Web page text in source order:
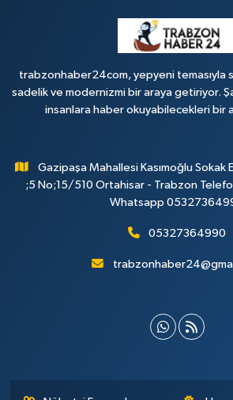
trabzonhaber24com, yepyeni temasıyla
sadelik ve modernizmi bir araya getiriyor.
insanlara haber okuyabilecekleri bir
Gazipaşa Mahallesi Kasımoğlu Sokak
;5 No;15/510 Ortahisar - Trabzon
Whatsapp
05327364990